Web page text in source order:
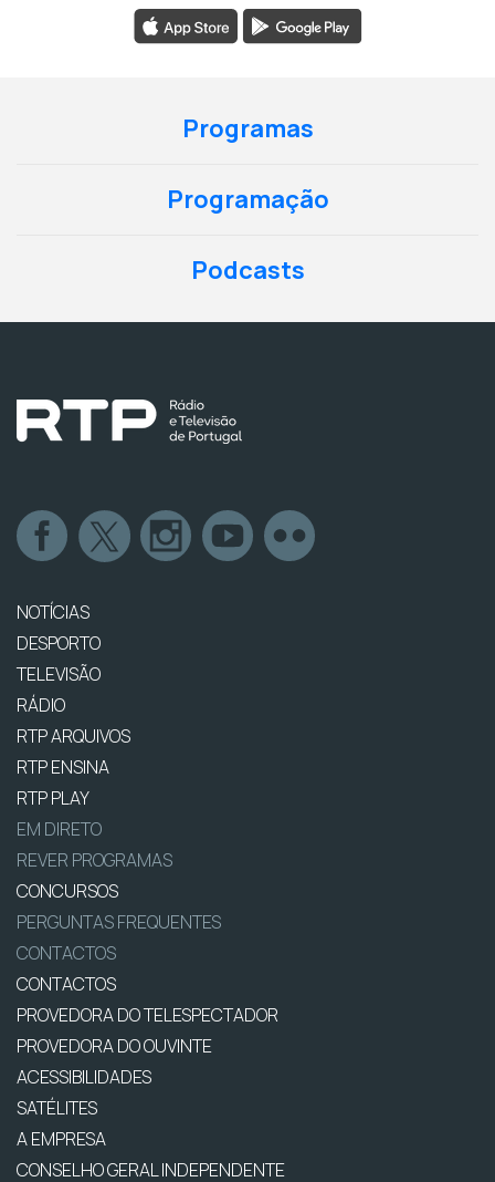
Programas
Programação
Podcasts
NOTÍCIAS
DESPORTO
TELEVISÃO
RÁDIO
RTP ARQUIVOS
RTP ENSINA
RTP PLAY
EM DIRETO
REVER PROGRAMAS
CONCURSOS
PERGUNTAS FREQUENTES
CONTACTOS
CONTACTOS
PROVEDORA DO TELESPECTADOR
PROVEDORA DO OUVINTE
ACESSIBILIDADES
SATÉLITES
A EMPRESA
CONSELHO GERAL INDEPENDENTE